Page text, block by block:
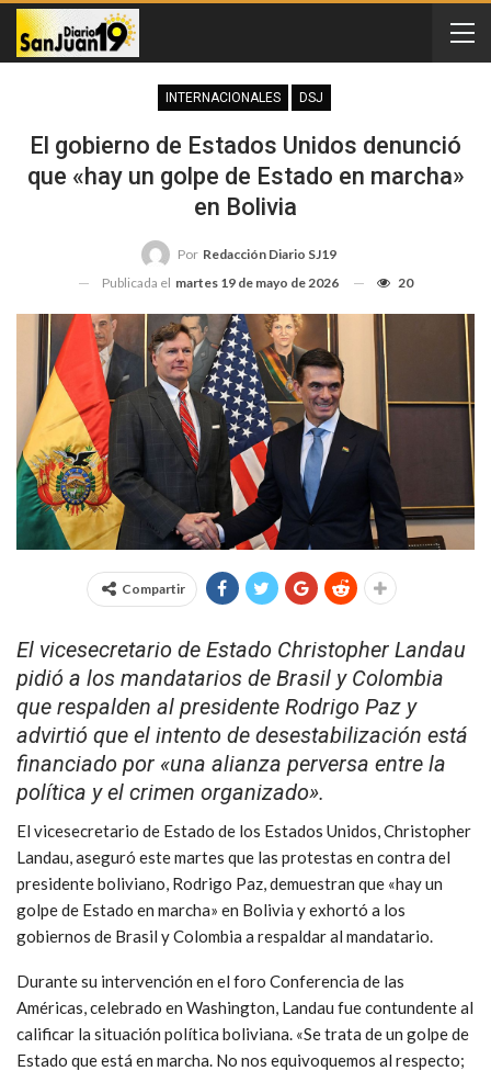
INTERNACIONALES DSJ
El gobierno de Estados Unidos denunció
que «hay un golpe de Estado en marcha»
en Bolivia
Por Redacción Diario SJ19
Publicada el martes 19 de mayo de 2026 20
Compartir
El vicesecretario de Estado Christopher Landau
pidió a los mandatarios de Brasil y Colombia
que respalden al presidente Rodrigo Paz y
advirtió que el intento de desestabilización está
financiado por «una alianza perversa entre la
política y el crimen organizado».
El vicesecretario de Estado de los Estados Unidos, Christopher
Landau, aseguró este martes que las protestas en contra del
presidente boliviano, Rodrigo Paz, demuestran que «hay un
golpe de Estado en marcha» en Bolivia y exhortó a los
gobiernos de Brasil y Colombia a respaldar al mandatario.
Durante su intervención en el foro Conferencia de las
Américas, celebrado en Washington, Landau fue contundente al
calificar la situación política boliviana. «Se trata de un golpe de
Estado que está en marcha. No nos equivoquemos al respecto;